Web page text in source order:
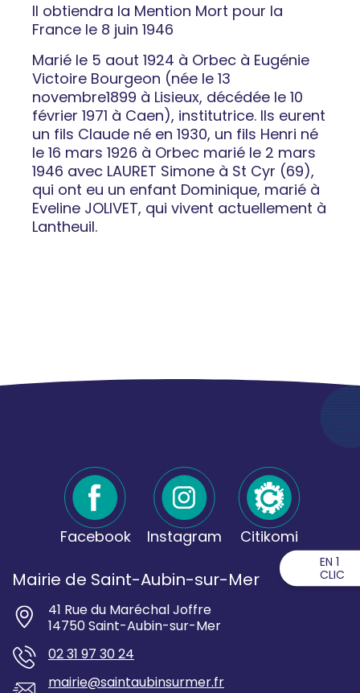
Il obtiendra la Mention Mort pour la
France le 8 juin 1946
Marié le 5 aout 1924 à Orbec à Eugénie
Victoire Bourgeon (née le 13
novembre1899 à Lisieux, décédée le 10
février 1971 à Caen), institutrice. Ils eurent
un fils Claude né en 1930, un fils Henri né
le 16 mars 1926 à Orbec marié le 2 mars
1946 avec LAURET Simone à St Cyr (69),
qui ont eu un enfant Dominique, marié à
Eveline JOLIVET, qui vivent actuellement à
Lantheuil.
Facebook Instagram Citikomi
Mairie de Saint-Aubin-sur-Mer
41 Rue du Maréchal Joffre
14750 Saint-Aubin-sur-Mer
02 31 97 30 24
mairie@saintaubinsurmer.fr
EN 1
CLIC